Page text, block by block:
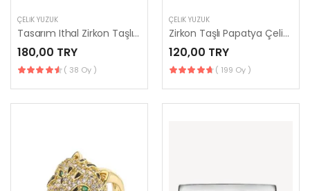
ÇELIK YÜZÜK
Tasarım Ithal Zirkon Taşlı Ayarlanabilir Paslanmaz Çelik Yüzük
180,00 TRY
( 38 Oy )
ÇELIK YÜZÜK
Zirkon Taşlı Papatya Çelik Yüzük
120,00 TRY
( 199 Oy )